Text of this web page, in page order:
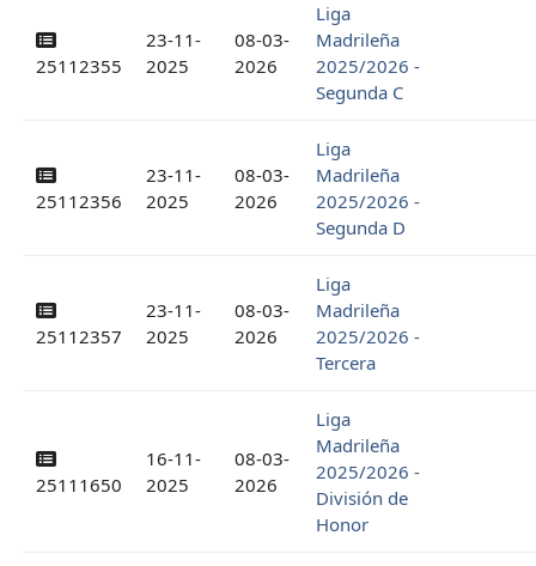
25112355
23-11-
2025
08-03-
2026
Liga
Madrileña
2025/2026 -
Segunda C
25112356
23-11-
2025
08-03-
2026
Liga
Madrileña
2025/2026 -
Segunda D
25112357
23-11-
2025
08-03-
2026
Liga
Madrileña
2025/2026 -
Tercera
25111650
16-11-
2025
08-03-
2026
Liga
Madrileña
2025/2026 -
División de
Honor